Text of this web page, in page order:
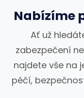
Nabízíme
Ať už
zabezpečení
najdete vše na
péčí,